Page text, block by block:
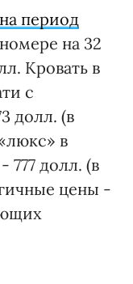
период
на 32
Кровать в
с
долл. (в
в
777 долл. (в
цены -